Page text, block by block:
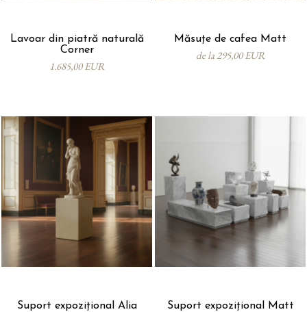
Lavoar din piatră naturală
Corner
1.685,00 EUR
Măsuțe de cafea Matt
de la 295,00 EUR
Suport expozițional Alia Suport expozițional Matt